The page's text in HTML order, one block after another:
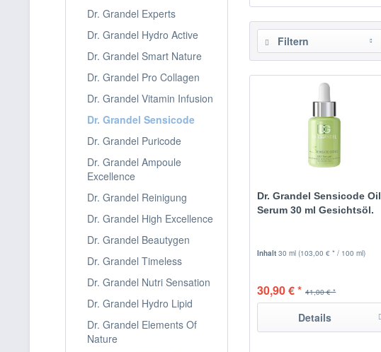
Dr. Grandel Experts
Dr. Grandel Hydro Active
Dr. Grandel Smart Nature
Dr. Grandel Pro Collagen
Dr. Grandel Vitamin Infusion
Dr. Grandel Sensicode
Dr. Grandel Puricode
Dr. Grandel Ampoule
Excellence
Dr. Grandel Reinigung
Dr. Grandel High Excellence
Dr. Grandel Beautygen
Dr. Grandel Timeless
Dr. Grandel Nutri Sensation
Dr. Grandel Hydro Lipid
Dr. Grandel Elements Of
Nature
Filtern
Dr. Grandel Sensicode Oil
Serum 30 ml Gesichtsöl.
Inhalt30 ml(103,00 € * / 100 ml)
41,00 € *
30,90 € *
Details